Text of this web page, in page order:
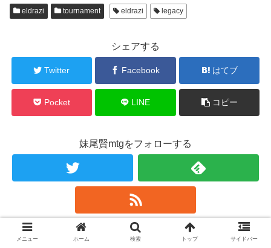
eldrazi tournament eldrazi legacy
シェアする
Twitter Facebook はてブ
Pocket LINE コピー
妹尾賢mtgをフォローする
妹尾賢mtg
メニュー ホーム 検索 トップ サイドバー